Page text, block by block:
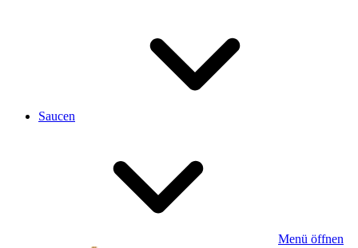
Saucen
Menü öffnen